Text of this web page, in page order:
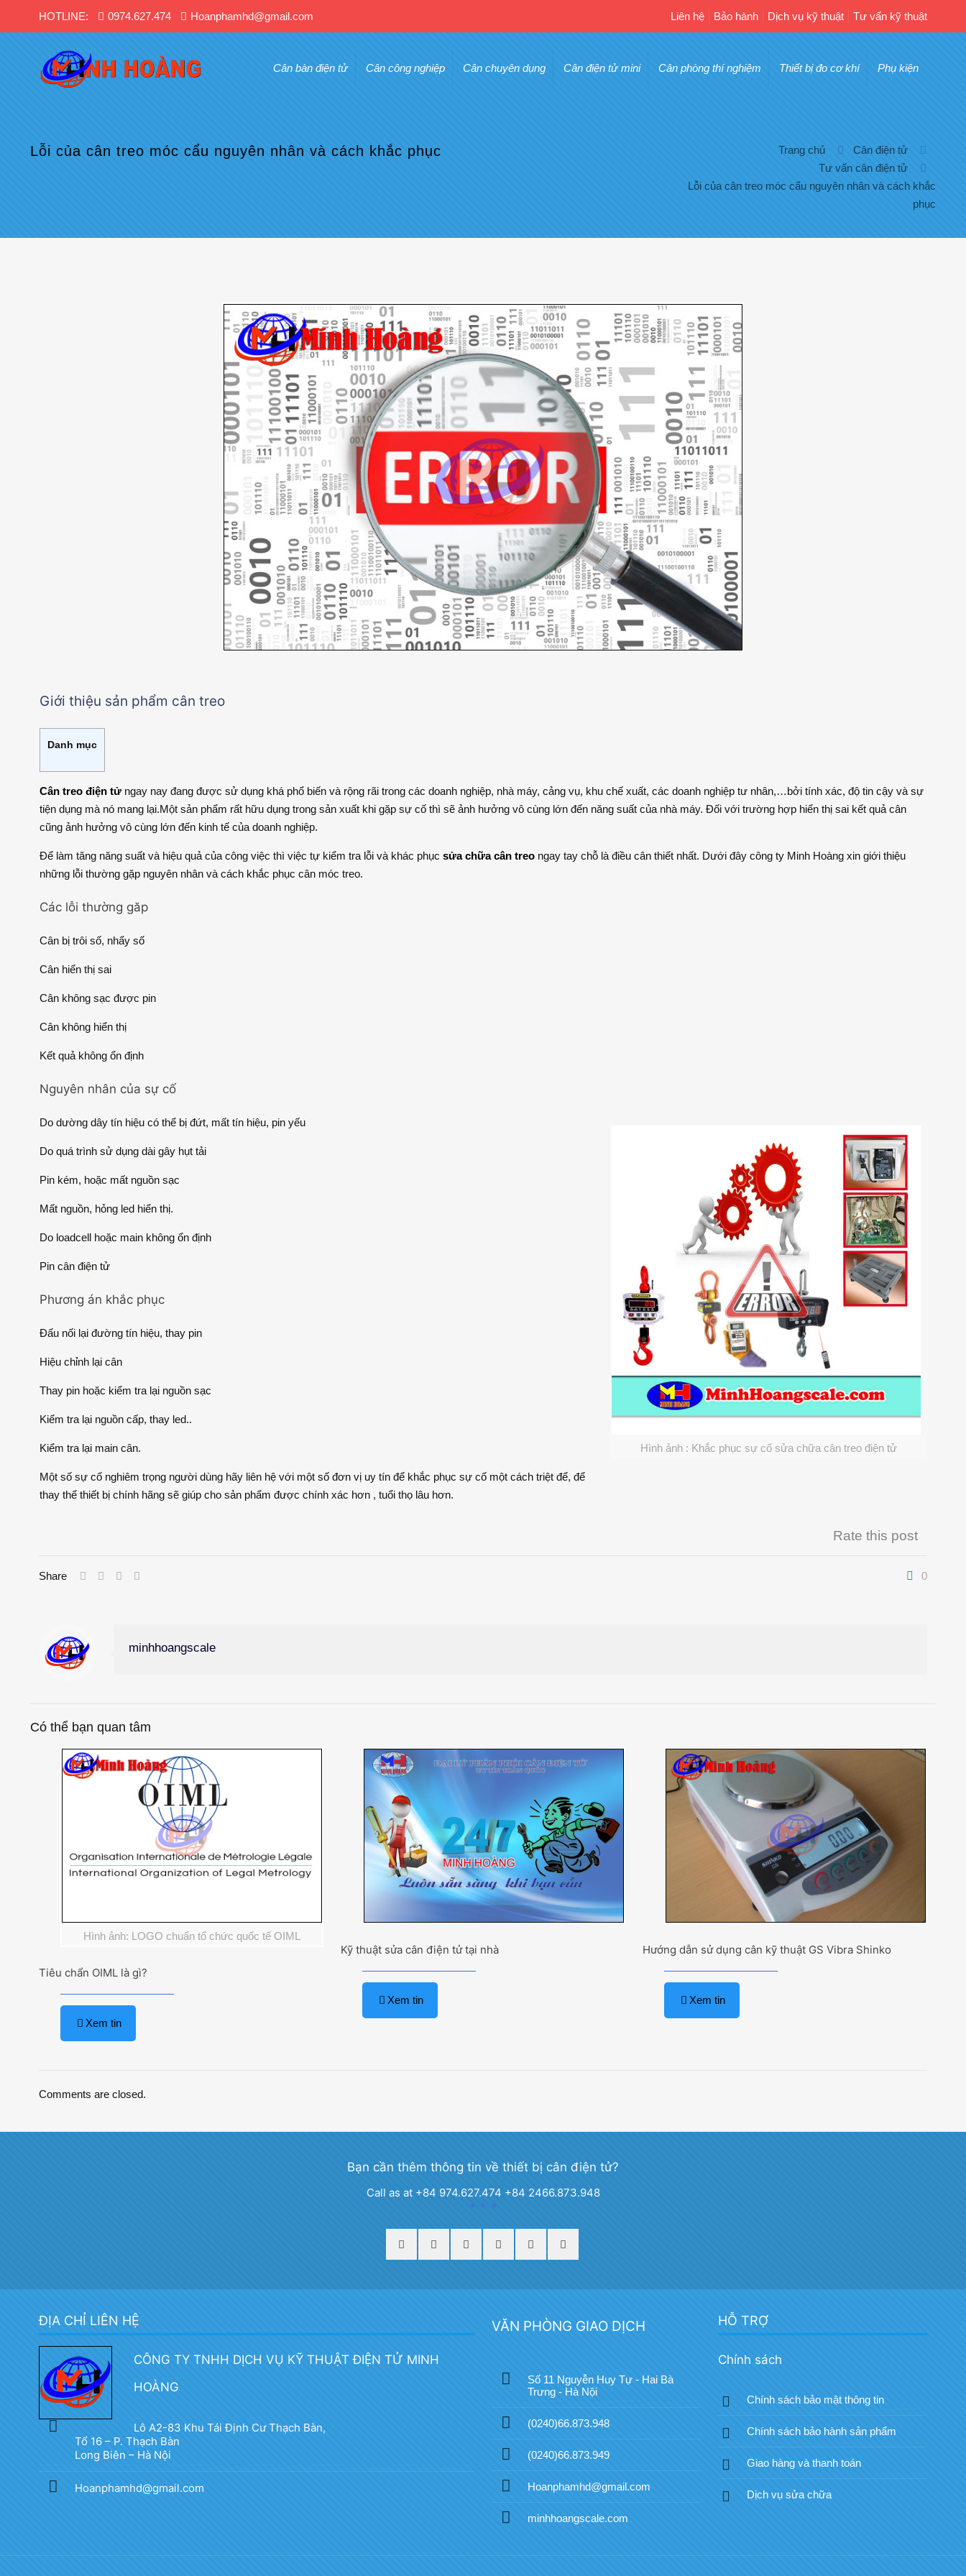
HOTLINE: 0974.627.474 Hoanphamhd@gmail.com Liên hệ Bảo hành Dịch vụ kỹ thuật Tư vấn kỹ thuật
Cân bàn điện tử Cân công nghiệp Cân chuyên dụng Cân điện tử mini Cân phòng thí nghiệm Thiết bị đo cơ khí Phụ kiện
Lỗi của cân treo móc cẩu nguyên nhân và cách khắc phục Trang chủ
Cân điện tử
Tư vấn cân điện tử
Lỗi của cân treo móc cẩu nguyên nhân và cách khắc
phục
Giới thiệu sản phẩm cân treo
Danh mục
Cân treo điện tửngay nay đang được sử dụng khá phổ biến và rộng rãi trong các doanh nghiệp, nhà máy, cảng vụ, khu chế xuất, các doanh nghiệp tư nhân,…bởi tính xác, độ tin cậy và sự
tiện dụng mà nó mang lại.Một sản phẩm rất hữu dụng trong sản xuất khi gặp sự cố thì sẽ ảnh hưởng vô cùng lớn đến năng suất của nhà máy. Đối với trường hợp hiển thị sai kết quả cân
cũng ảnh hưởng vô cùng lớn đến kinh tế của doanh nghiệp.
Để làm tăng năng suất và hiệu quả của công việc thì việc tự kiểm tra lỗi và khác phục sửa chữa cân treongay tay chỗ là điều cân thiết nhất. Dưới đây công ty Minh Hoàng xin giới thiệu
những lỗi thường gặp nguyên nhân và cách khắc phục cân móc treo.
Các lỗi thường găp
Cân bị trôi số, nhẩy số
Cân hiển thị sai
Cân không sạc được pin
Cân không hiển thị
Kết quả không ổn định
Nguyên nhân của sự cố
Hình ảnh : Khắc phục sự cố sửa chữa cân treo điện tử
Do dường dây tín hiệu có thể bị đứt, mất tín hiệu, pin yếu
Do quá trình sử dụng dài gây hụt tải
Pin kém, hoặc mất nguồn sạc
Mất nguồn, hỏng led hiển thị.
Do loadcell hoặc main không ổn định
Pin cân điện tử
Phương án khắc phục
Đấu nối lại đường tín hiệu, thay pin
Hiệu chỉnh lại cân
Thay pin hoặc kiểm tra lại nguồn sạc
Kiểm tra lại nguồn cấp, thay led..
Kiểm tra lại main cân.
Một số sự cố nghiêm trọng người dùng hãy liên hệ với một số đơn vị uy tín để khắc phục sự cố một cách triệt để, để
thay thế thiết bị chính hãng sẽ giúp cho sản phẩm được chính xác hơn , tuổi thọ lâu hơn.
Rate this post
Share 0
minhhoangscale
Có thể bạn quan tâm
Hình ảnh: LOGO chuẩn tổ chức quốc tế OIML
Tiêu chẩn OIML là gì?
Xem tin
Kỹ thuật sửa cân điện tử tại nhà
Xem tin
Hướng dẫn sử dụng cân kỹ thuật GS Vibra Shinko
Xem tin
Comments are closed.
Bạn cần thêm thông tin về thiết bị cân điện tử?
Call as at +84 974.627.474 +84 2466.873.948
ĐỊA CHỈ LIÊN HỆ
CÔNG TY TNHH DỊCH VỤ KỸ THUẬT ĐIỆN TỬ MINH
HOÀNG
Lô A2-83 Khu Tái Định Cư Thạch Bàn,
Tổ 16 – P. Thạch Bàn
Long Biên – Hà Nội
Hoanphamhd@gmail.com
VĂN PHÒNG GIAO DỊCH
Số 11 Nguyễn Huy Tự - Hai Bà
Trưng - Hà Nội
(0240)66.873.948
(0240)66.873.949
Hoanphamhd@gmail.com
minhhoangscale.com
HỖ TRỢ
Chính sách
Chính sách bảo mật thông tin
Chính sách bảo hành sản phẩm
Giao hàng và thanh toán
Dịch vụ sửa chữa